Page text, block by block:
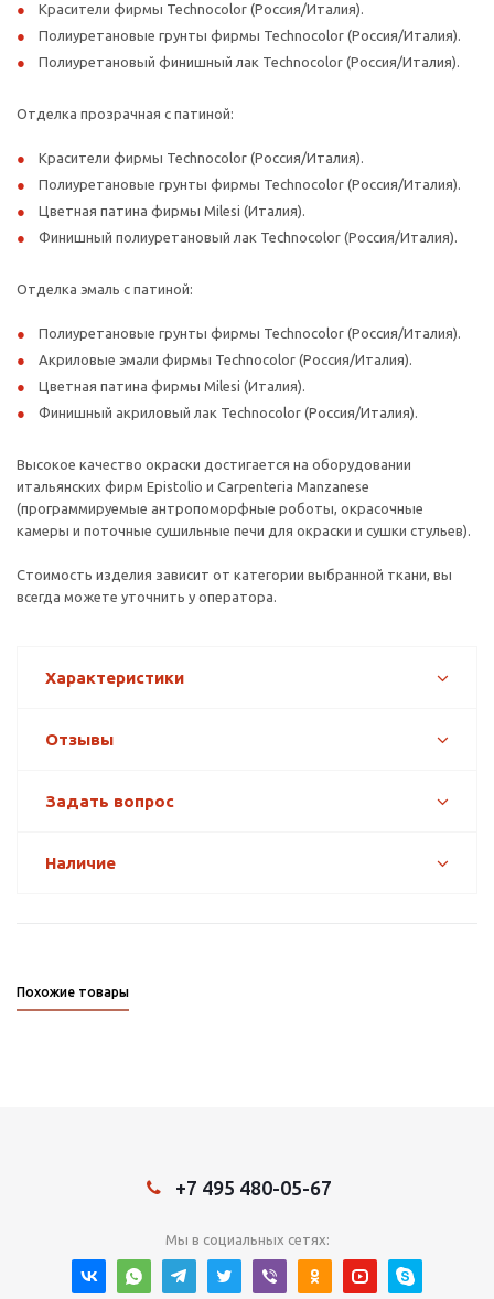
Красители фирмы Technocolor (Россия/Италия).
Полиуретановые грунты фирмы Technocolor (Россия/Италия).
Полиуретановый финишный лак Technocolor (Россия/Италия).
Отделка прозрачная с патиной:
Красители фирмы Technocolor (Россия/Италия).
Полиуретановые грунты фирмы Technocolor (Россия/Италия).
Цветная патина фирмы Milesi (Италия).
Финишный полиуретановый лак Technocolor (Россия/Италия).
Отделка эмаль с патиной:
Полиуретановые грунты фирмы Technocolor (Россия/Италия).
Акриловые эмали фирмы Technocolor (Россия/Италия).
Цветная патина фирмы Milesi (Италия).
Финишный акриловый лак Technocolor (Россия/Италия).
Высокое качество окраски достигается на оборудовании
итальянских фирм Epistolio и Carpenteria Manzanese
(программируемые антропоморфные роботы, окрасочные
камеры и поточные сушильные печи для окраски и сушки стульев).
Стоимость изделия зависит от категории выбранной ткани, вы
всегда можете уточнить у оператора.
Характеристики
Отзывы
Задать вопрос
Наличие
Похожие товары
+7 495 480-05-67
Мы в социальных сетях: